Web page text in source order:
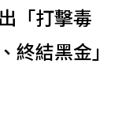
「打擊毒
終結黑金」